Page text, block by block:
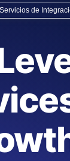
o k6,
Blog de
Leer más en el
Leer más en el
Servicios de